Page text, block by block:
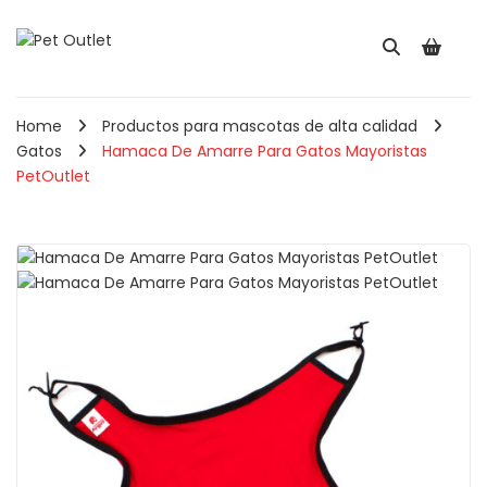
Home
Productos para mascotas de alta calidad
Gatos
Hamaca De Amarre Para Gatos Mayoristas
PetOutletPala Recogedora Para
Comedero Doble
Hueso Para Perr ...